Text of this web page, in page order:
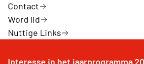
Contact
Word lid
Nuttige Links
Interesse in het jaarprogramma